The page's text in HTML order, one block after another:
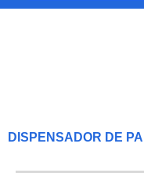
DISPENSADOR DE